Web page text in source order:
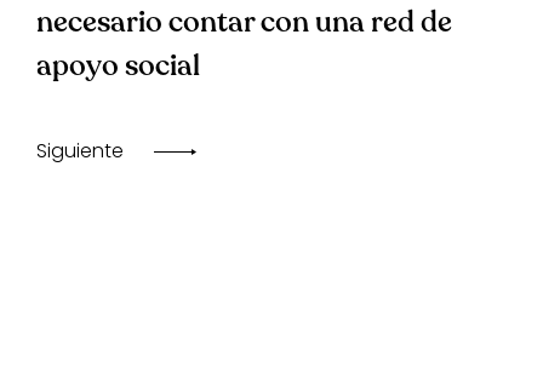
necesario contar con una red de
apoyo social
Siguiente